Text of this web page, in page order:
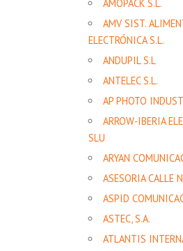
AMOPACK S.L.
AMV SIST.
ELECTRÓNICA S.L.
ANDUPIL S.L
ANTELEC S.L.
AP PHOTO
ARROW-IBERIA
SLU
ARYAN
ASESORIA CALLE
ASPID
ASTEC, S.A.
ATLANTIS